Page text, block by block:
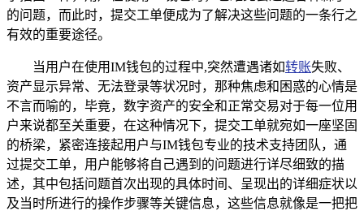
的问题，而此时，提交工单便成为了解决这些问题的一条行之
有效的重要途径。
当用户在使用IM钱包的过程中,突然遭遇诸如转账失败、
资产显示异常、无法登录等状况时，那种焦虑和困惑的心情是
不言而喻的，毕竟，数字资产的安全和正常交易对于每一位用
户来说都至关重要，在这种情况下，提交工单就宛如一座坚固
的桥梁，紧密连接起用户与IM钱包专业的技术支持团队，通
过提交工单，用户能够将自己遇到的问题进行详尽细致的描
述，其中包括问题首次出现的具体时间、呈现出的详细症状以
及当时所进行的操作步骤等关键信息，这些信息就像是一把把